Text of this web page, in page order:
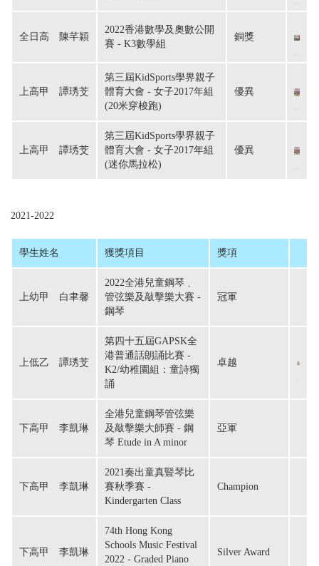
全日高　陳芊穎
2022香港數學及奧數公開
賽 - K3數學組
銅獎
上高甲　譚琇芠
第三屆KidSports學界親子
體育大會 - 女子2017年組
(20米穿梭跑)
優異
上高甲　譚琇芠
第三屆KidSports學界親子
體育大會 - 女子2017年組
(迷你馬拉松)
優異
2021-2022
學生姓名 獲獎項目 獎項
上幼甲　白聿馨
2022全港兒童鋼琴﹑
管弦樂及敲擊樂大賽 -
鋼琴
冠軍
上低乙　譚琇芠
第四十五屆GAPSK全
港普通話朗誦比賽 -
K2/幼稚園組：童詩獨
誦
卓越
下高甲　李凱琳
全港兒童鋼琴管弦樂
及敲擊樂大師賽 - 鋼
琴 Etude in A minor
亞軍
下高甲　李凱琳
2021奏出童真豎琴比
賽秋季賽 -
Kindergarten Class
Champion
下高甲　李凱琳
74th Hong Kong
Schools Music Festival
2022 - Graded Piano
Silver Award